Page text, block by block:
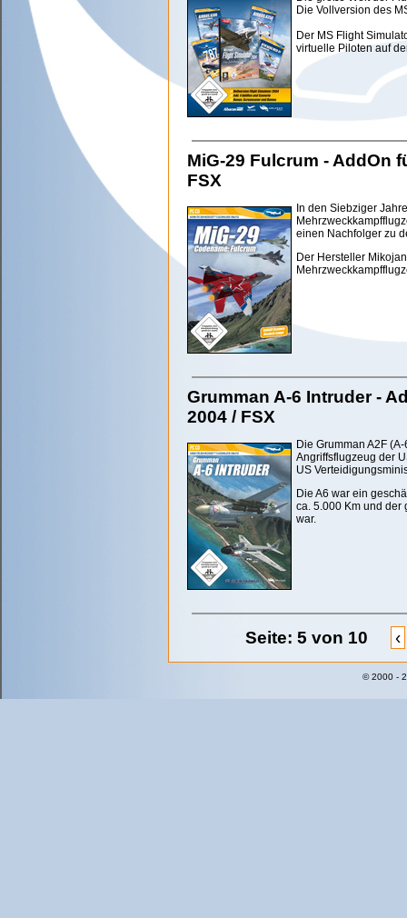
Die Vollversion des
Der MS Flight
virtuelle Piloten auf
MiG-29 Fulcrum - AddOn
FSX
In den Siebziger
einen Nachfolger zu
Der Hersteller
Grumman A-6 Intruder -
2004 / FSX
Die Grumman A2F
Angriffsflugzeug der
US
Die A6 war ein
ca. 5.000 Km und der
war.
Seite: 5 von 10 ‹
© 2000 -